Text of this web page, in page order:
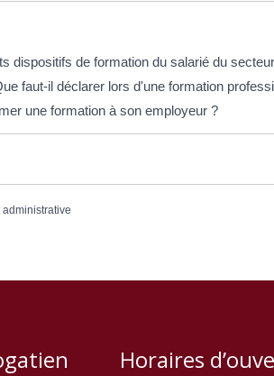
dispositifs de formation du salarié du
faut-il déclarer lors d'une formation
une formation à son employeur ?
Horaires